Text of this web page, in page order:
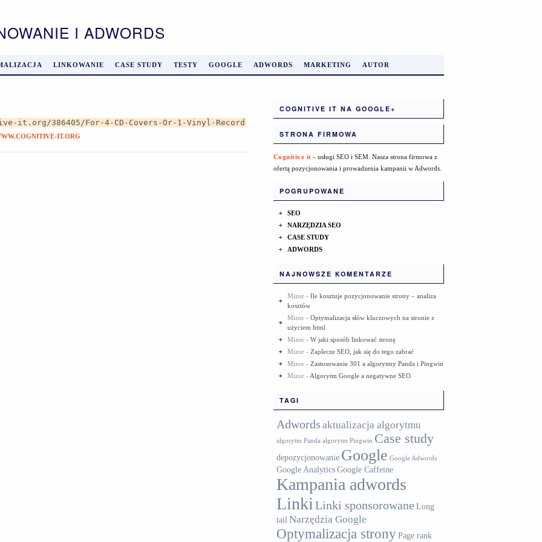
I ADWORDS
LINKOWANIE CASE STUDY TESTY GOOGLE ADWORDS MARKETING AUTOR
it.org/386405/For-4-CD-Covers-Or-1-Vinyl-Record
IT.ORG
COGNITIVE IT NA GOOGLE+
STRONA FIRMOWA
Cognitive it - usługi SEO i SEM. Nasza strona firmowa z
ofertą pozycjonowania i prowadzenia kampanii w Adwords.
POGRUPOWANE
SEO
NARZĘDZIA SEO
CASE STUDY
ADWORDS
NAJNOWSZE KOMENTARZE
Mizor- Ile kosztuje pozycjonowanie strony – analiza
kosztów
Mizor- Optymalizacja słów kluczowych na stronie z
użyciem html
Mizor- W jaki sposób linkować stronę
Mizor- Zaplecze SEO, jak się do tego zabrać
Mizor- Zastosowanie 301 a algorytmy Panda i Pingwin
Mizor- Algorytm Google a negatywne SEO
TAGI
Adwords aktualizacja algorytmu
algorytm Panda algorytm Pingwin Case study
depozycjonowanie Google Google Adwords
Google AnalyticsGoogle Caffeine
Kampania adwords
Linki Linki sponsorowane Long
tail Narzędzia Google
Optymalizacja stronyPage rank